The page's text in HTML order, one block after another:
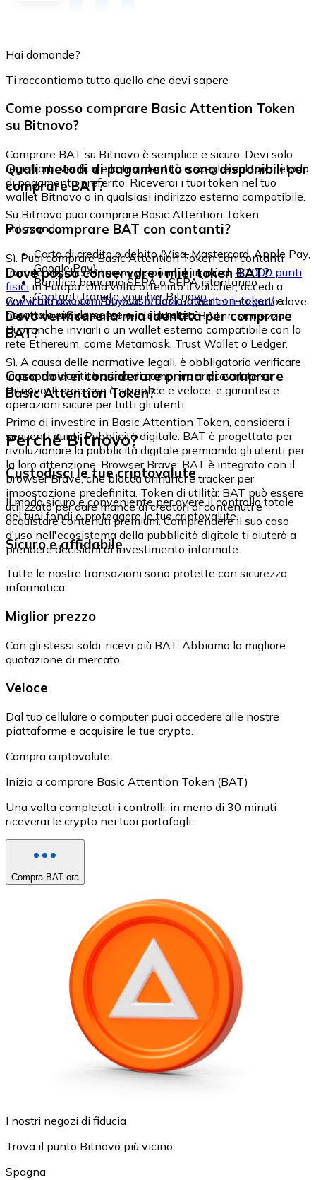
Hai domande?
Ti raccontiamo tutto quello che devi sapere
Come posso comprare Basic Attention Token
su Bitnovo?
Comprare BAT su Bitnovo è semplice e sicuro. Devi solo
registrarti, verificare la tua identità e scegliere il tuo metodo
di pagamento preferito. Riceverai i tuoi token nel tuo
wallet Bitnovo o in qualsiasi indirizzo esterno compatibile.
Quali metodi di pagamento sono disponibili per
comprare BAT?
Su Bitnovo puoi comprare Basic Attention Token
utilizzando:
Carta di credito o debito (Visa, Mastercard, Apple Pay,
Google Pay)
Bonifico bancario SEPA o SEPA istantaneo
Contanti tramite voucher Bitnovo
Posso comprare BAT con contanti?
Sì. Puoi comprare Basic Attention Token con contanti
tramite voucher Bitnovo, disponibili in più di 40.000 punti
fisici in Europa. Una volta ottenuto il voucher, accedi a:
www.bitnovo.com/buy/cash/basic-attention-token/e
riscattalo rapidamente e in sicurezza.
Dove posso conservare i miei token BAT?
Con il tuo account Bitnovo ottieni un wallet integrato dove
puoi conservare e gestire i tuoi token BAT in sicurezza.
Puoi anche inviarli a un wallet esterno compatibile con la
rete Ethereum, come Metamask, Trust Wallet o Ledger.
Devo verificare la mia identità per comprare
BAT?
Sì. A causa delle normative legali, è obbligatorio verificare
la propria identità prima di comprare criptovalute su
Bitnovo. Il processo è semplice e veloce, e garantisce
operazioni sicure per tutti gli utenti.
Cosa dovrei considerare prima di comprare
Basic Attention Token?
Prima di investire in Basic Attention Token, considera i
seguenti punti: Pubblicità digitale: BAT è progettato per
rivoluzionare la pubblicità digitale premiando gli utenti per
la loro attenzione. Browser Brave: BAT è integrato con il
browser Brave, che blocca annunci e tracker per
impostazione predefinita. Token di utilità: BAT può essere
utilizzato per dare mance ai creatori di contenuti e
acquistare contenuti premium. Comprendere il suo caso
d'uso nell'ecosistema della pubblicità digitale ti aiuterà a
prendere decisioni di investimento informate.
Perché Bitnovo?
Custodisci le tue criptovalute
Il modo sicuro e conveniente per avere il controllo totale
dei tuoi fondi e proteggere le tue criptovalute.
Sicuro e affidabile
Tutte le nostre transazioni sono protette con sicurezza
informatica.
Miglior prezzo
Con gli stessi soldi, ricevi più BAT. Abbiamo la migliore
quotazione di mercato.
Veloce
Dal tuo cellulare o computer puoi accedere alle nostre
piattaforme e acquisire le tue crypto.
Compra criptovalute
Inizia a comprare Basic Attention Token (BAT)
Una volta completati i controlli, in meno di 30 minuti
riceverai le crypto nei tuoi portafogli.
Compra BAT ora
I nostri negozi di fiducia
Trova il punto Bitnovo più vicino
Spagna